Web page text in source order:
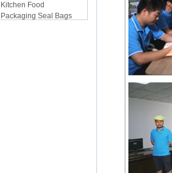
Food Saving Vacuum
Bag Storage